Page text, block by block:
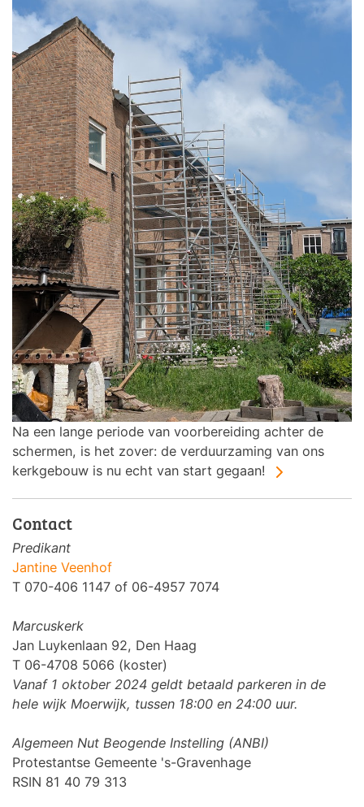
Na een lange periode van voorbereiding achter de
schermen, is het zover: de verduurzaming van ons
kerkgebouw is nu echt van start gegaan!
Contact
Predikant
Jantine Veenhof
T 070-406 1147 of 06-4957 7074
Marcuskerk
Jan Luykenlaan 92, Den Haag
T 06-4708 5066 (koster)
Vanaf 1 oktober 2024 geldt betaald parkeren in de
hele wijk Moerwijk, tussen 18:00 en 24:00 uur.
Algemeen Nut Beogende Instelling (ANBI)
Protestantse Gemeente 's-Gravenhage
RSIN 81 40 79 313